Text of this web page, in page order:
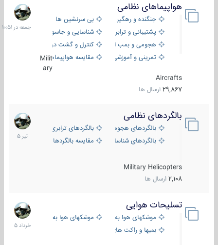
هواپیماهای نظامی
جنگنده و رهگیر
بی سرنشین ها
پشتیبانی و ترابری
شناسایی و جاسوسی
هجومی و بمب افکن
کنترل و گشت دریایی
تمرینی و آموزشی
مقایسه هواپیماهاMilit
ary
Aircrafts
29,867 ارسال ها
جمعه
در
10:51
بالگردهای نظامی
بالگردهای هجومی
بالگردهای ترابری
بالگردهای شناسایی
مقایسه بالگردها
Military Helicopters
2,108 ارسال ها
22
تیر
1405
تسلیحات هوایی
موشکهای هوا به هوا
موشکهای هوا به سطح
بمبها و راکت های هوایی
30
خرداد
1405